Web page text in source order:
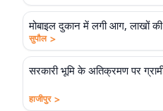
मोबाइल दुकान में लगी आग, लाखों की
सुपौल >
सरकारी भूमि के अतिक्रमण पर
हाजीपुर >